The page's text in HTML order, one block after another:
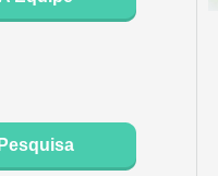
Pesquisa